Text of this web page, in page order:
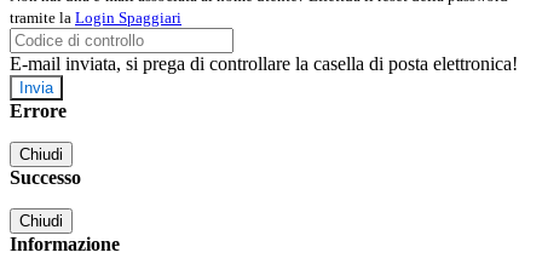
tramite la Login Spaggiari
E-mail inviata, si prega di controllare la casella di posta elettronica!
Errore
Chiudi
Successo
Chiudi
Informazione